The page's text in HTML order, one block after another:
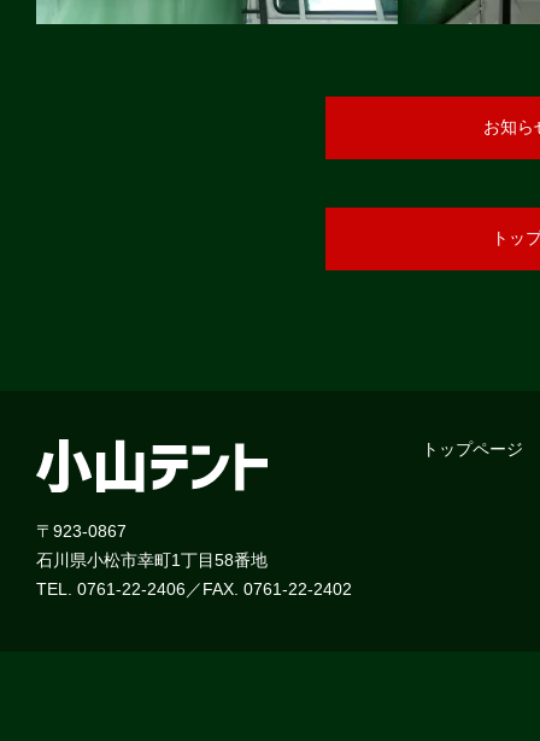
お知ら
トッ
〒923-0867
石川県小松市幸町1丁目58番地
TEL. 0761-22-2406／FAX. 0761-22-2402
トップページ